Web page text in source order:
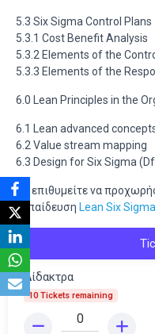
5.3 Six Sigma Control Plans
5.3.1 Cost Benefit Analysis
5.3.2 Elements of the
5.3.3 Elements of the
6.0 Lean Principles in the
6.1 Lean advanced
6.2 Value stream mapping
6.3 Design for Six Sigma
Αν επιθυμείτε να
εκπαίδευση Lean Six
Δίδακτρα
10 Tickets remaining